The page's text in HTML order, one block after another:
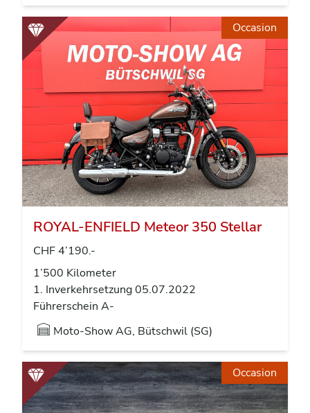
Occasion
ROYAL-ENFIELD Meteor 350 Stellar
CHF 4’190.-
1’500 Kilometer
1. Inverkehrsetzung 05.07.2022
Führerschein A-
Moto-Show AG, Bütschwil (SG)
Occasion